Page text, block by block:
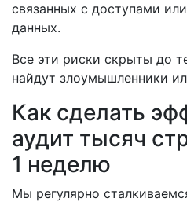
связанных с доступами
данных.
Все эти риски скрыты до
найдут злоумышленники
Как сделать
аудит тысяч
1 неделю
Мы регулярно